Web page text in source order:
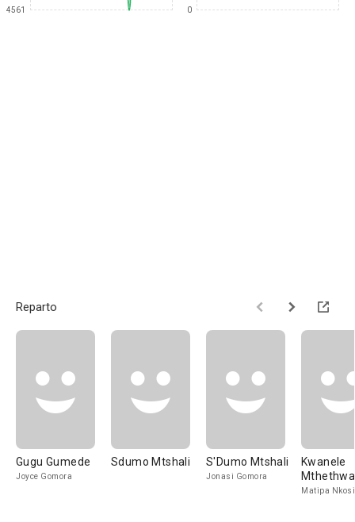
4561 0
Reparto
Gugu Gumede
Joyce Gomora
Sdumo Mtshali S'Dumo Mtshali
Jonasi Gomora
Kwanele
Mthethwa
Matipa Nkosi